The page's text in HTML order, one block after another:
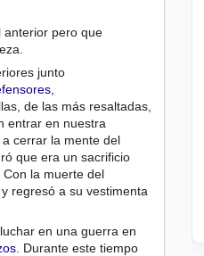
anterior pero que
junto
de las más resaltadas,
entrar en nuestra
a cerrar la mente del
que era un sacrificio
la muerte del
regresó a su vestimenta
en una guerra en
. Durante este tiempo